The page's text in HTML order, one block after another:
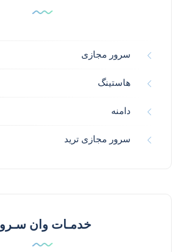
سرور مجازی
هاستینگ
دامنه
سرور مجازی ترید
خدمـات وان سـرور